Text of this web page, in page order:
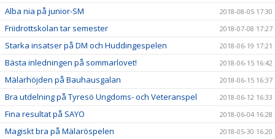
Alba nia på junior-SM 2018-08-05 17:30
Friidrottskolan tar semester 2018-07-08 17:27
Starka insatser på DM och Huddingespelen 2018-06-19 17:21
Bästa inledningen på sommarlovet! 2018-06-15 16:42
Mälarhöjden på Bauhausgalan 2018-06-15 16:37
Bra utdelning på Tyresö Ungdoms- och Veteranspel 2018-06-12 16:33
Fina resultat på SAYO 2018-06-04 16:28
Magiskt bra på Mälaröspelen 2018-05-30 16:20